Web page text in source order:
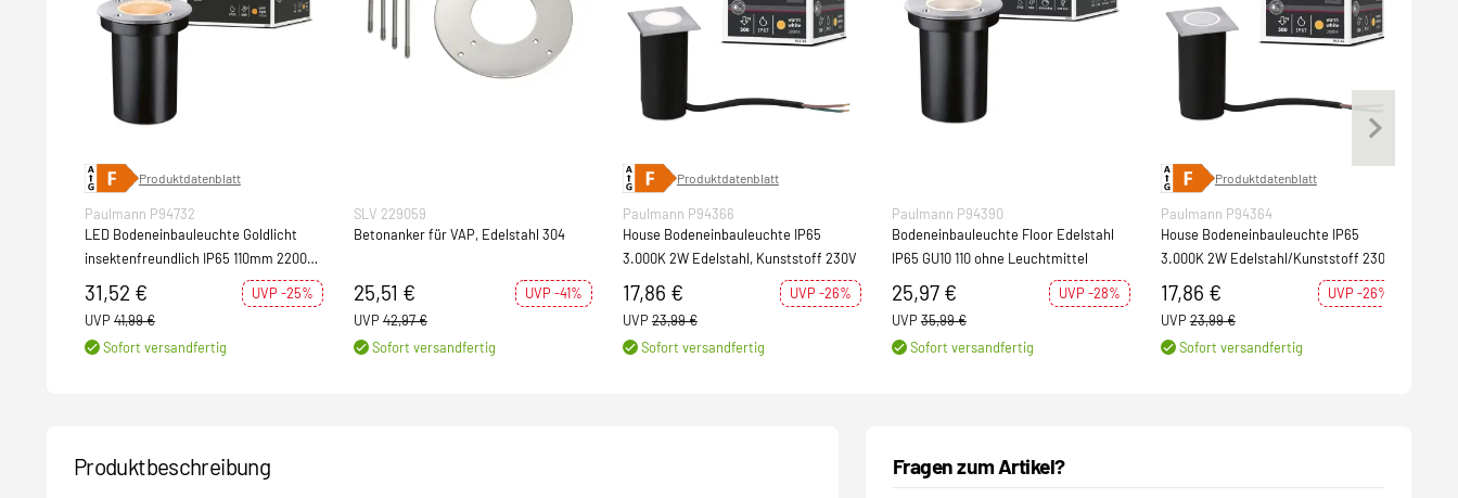
Produktdatenblatt
Paulmann P94732
LED Bodeneinbauleuchte Goldlicht
insektenfreundlich IP65 110mm 2200K
4,3W 320lm 230V Edelstahl gebürstet
Edelstahl#Kunststoff
31,52 €
UVP -25%
UVP 41,99 €
Sofort versandfertig
SLV 229059
Betonanker für VAP, Edelstahl 304
25,51 €
UVP -41%
UVP 42,97 €
Sofort versandfertig
Produktdatenblatt
Paulmann P94366
House Bodeneinbauleuchte IP65
3.000K 2W Edelstahl, Kunststoff 230V
17,86 €
UVP -26%
UVP 23,99 €
Sofort versandfertig
Paulmann P94390
Bodeneinbauleuchte Floor Edelstahl
IP65 GU10 110 ohne Leuchtmittel
25,97 €
UVP -28%
UVP 35,99 €
Sofort versandfertig
Produktdatenblatt
Paulmann P94364
House Bodeneinbauleuchte IP65
3.000K 2W Edelstahl/Kunststoff 230V
17,86 €
UVP -26%
UVP 23,99 €
Sofort versandfertig
Produktbeschreibung Fragen zum Artikel?